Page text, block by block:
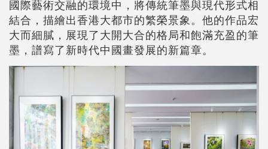
國際藝術交融的環境中，將傳統筆墨與現代形式相
結合，描繪出香港大都市的繁榮景象。他的作品宏
大而細膩，展現了大開大合的格局和飽滿充盈的筆
墨，譜寫了新時代中國畫發展的新篇章。